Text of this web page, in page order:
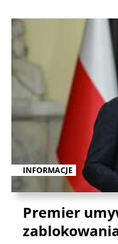
INFORMACJE
Premier